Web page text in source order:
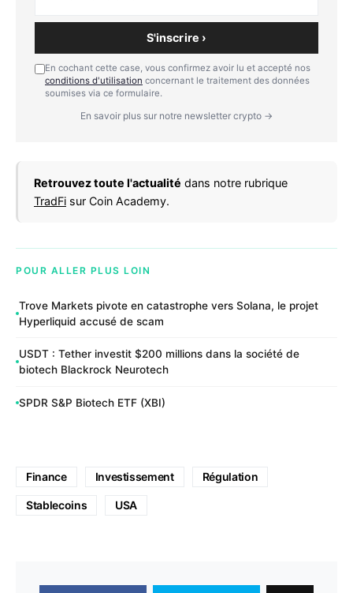
S'inscrire ›
En cochant cette case, vous confirmez avoir lu et accepté nos
conditions d'utilisation concernant le traitement des données
soumises via ce formulaire.
En savoir plus sur notre newsletter crypto →
Retrouvez toute l'actualité dans notre rubrique
TradFi sur Coin Academy.
POUR ALLER PLUS LOIN
Trove Markets pivote en catastrophe vers Solana, le projet
Hyperliquid accusé de scam
USDT : Tether investit $200 millions dans la société de
biotech Blackrock Neurotech
SPDR S&P Biotech ETF (XBI)
Finance Investissement Régulation
Stablecoins USA